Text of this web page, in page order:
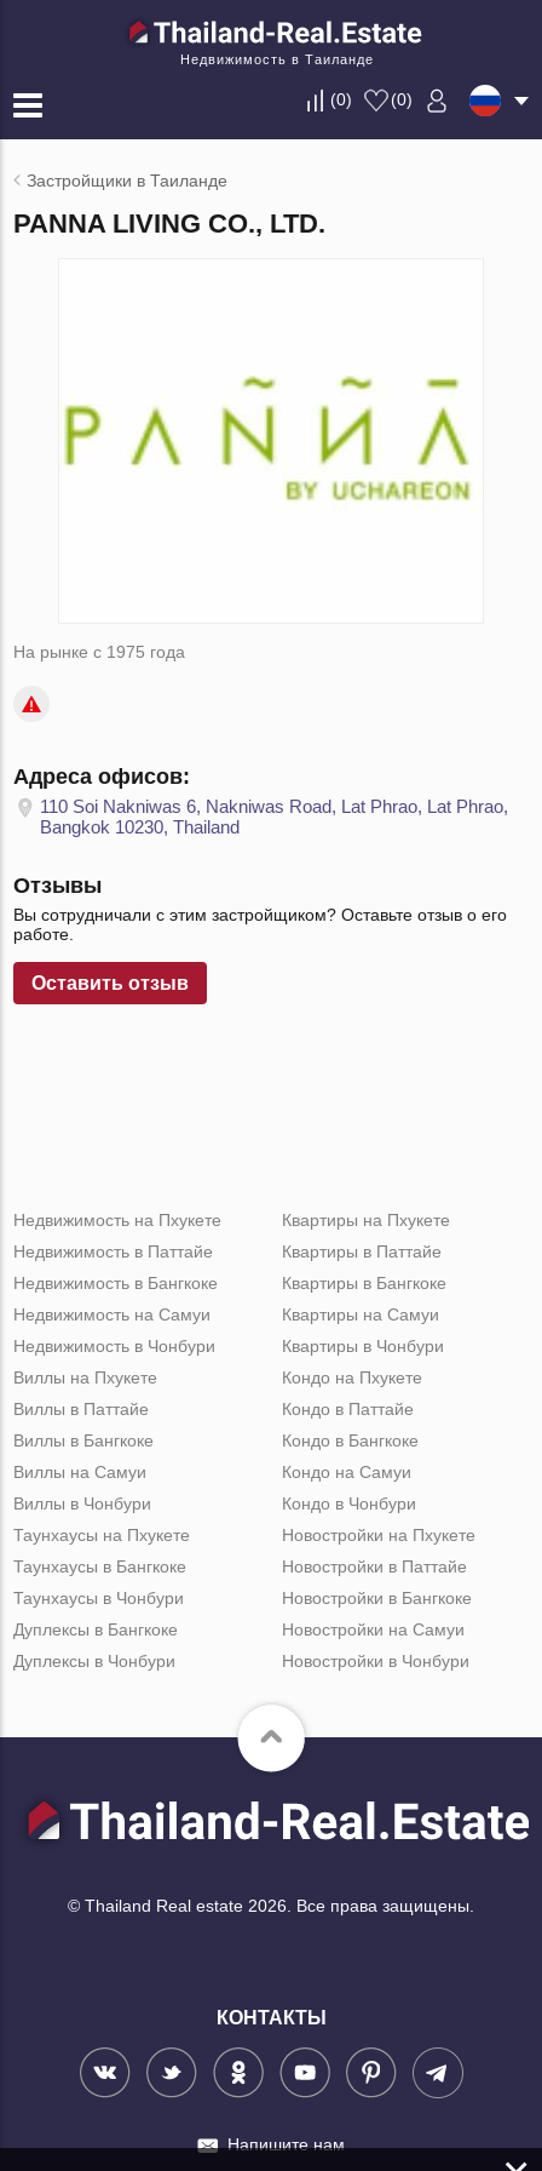
Недвижимость в Таиланде
(0) (0)
Застройщики в Таиланде
PANNA LIVING CO., LTD.
На рынке с 1975 года
Адреса офисов:
110 Soi Nakniwas 6, Nakniwas Road, Lat Phrao, Lat Phrao,
Bangkok 10230, Thailand
Отзывы
Вы сотрудничали с этим застройщиком? Оставьте отзыв о его
работе.
Оставить отзыв
Недвижимость на Пхукете
Недвижимость в Паттайе
Недвижимость в Бангкоке
Недвижимость на Самуи
Недвижимость в Чонбури
Квартиры на Пхукете
Квартиры в Паттайе
Квартиры в Бангкоке
Квартиры на Самуи
Квартиры в Чонбури
Виллы на Пхукете
Виллы в Паттайе
Виллы в Бангкоке
Виллы на Самуи
Виллы в Чонбури
Кондо на Пхукете
Кондо в Паттайе
Кондо в Бангкоке
Кондо на Самуи
Кондо в Чонбури
Таунхаусы на Пхукете
Таунхаусы в Бангкоке
Таунхаусы в Чонбури
Дуплексы в Бангкоке
Дуплексы в Чонбури
Новостройки на Пхукете
Новостройки в Паттайе
Новостройки в Бангкоке
Новостройки на Самуи
Новостройки в Чонбури
© Thailand Real estate 2026. Все права защищены.
КОНТАКТЫ
Напишите нам